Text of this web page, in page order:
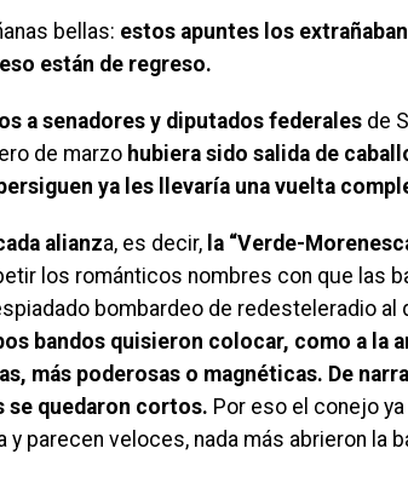
bellas: estos apuntes los
están de regreso.
a senadores y diputados federales de
de marzo hubiera sido salida de
ya les llevaría una vuelta
alianza, es decir, la “Verde-
los románticos nombres con que las
bombardeo de redesteleradio al
bandos quisieron colocar, como a la
más poderosas o magnéticas. De
se quedaron cortos. Por eso el conejo
parecen veloces, nada más abrieron la